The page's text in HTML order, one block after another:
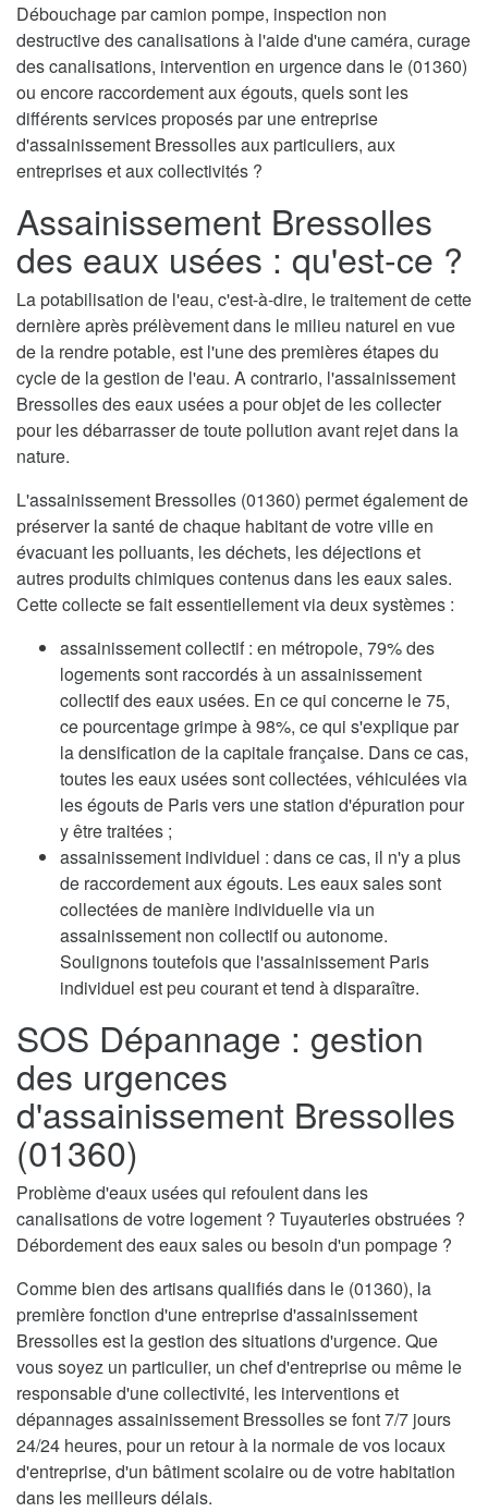
Débouchage par camion pompe, inspection non
destructive des canalisations à l'aide d'une caméra, curage
des canalisations, intervention en urgence dans le (01360)
ou encore raccordement aux égouts, quels sont les
différents services proposés par une entreprise
d'assainissement Bressolles aux particuliers, aux
entreprises et aux collectivités ?
Assainissement Bressolles
des eaux usées : qu'est-ce ?
La potabilisation de l'eau, c'est-à-dire, le traitement de cette
dernière après prélèvement dans le milieu naturel en vue
de la rendre potable, est l'une des premières étapes du
cycle de la gestion de l'eau. A contrario, l'assainissement
Bressolles des eaux usées a pour objet de les collecter
pour les débarrasser de toute pollution avant rejet dans la
nature.
L'assainissement Bressolles (01360) permet également de
préserver la santé de chaque habitant de votre ville en
évacuant les polluants, les déchets, les déjections et
autres produits chimiques contenus dans les eaux sales.
Cette collecte se fait essentiellement via deux systèmes :
assainissement collectif : en métropole, 79% des
logements sont raccordés à un assainissement
collectif des eaux usées. En ce qui concerne le 75,
ce pourcentage grimpe à 98%, ce qui s'explique par
la densification de la capitale française. Dans ce cas,
toutes les eaux usées sont collectées, véhiculées via
les égouts de Paris vers une station d'épuration pour
y être traitées ;
assainissement individuel : dans ce cas, il n'y a plus
de raccordement aux égouts. Les eaux sales sont
collectées de manière individuelle via un
assainissement non collectif ou autonome.
Soulignons toutefois que l'assainissement Paris
individuel est peu courant et tend à disparaître.
SOS Dépannage : gestion
des urgences
d'assainissement Bressolles
(01360)
Problème d'eaux usées qui refoulent dans les
canalisations de votre logement ? Tuyauteries obstruées ?
Débordement des eaux sales ou besoin d'un pompage ?
Comme bien des artisans qualifiés dans le (01360), la
première fonction d'une entreprise d'assainissement
Bressolles est la gestion des situations d'urgence. Que
vous soyez un particulier, un chef d'entreprise ou même le
responsable d'une collectivité, les interventions et
dépannages assainissement Bressolles se font 7/7 jours
24/24 heures, pour un retour à la normale de vos locaux
d'entreprise, d'un bâtiment scolaire ou de votre habitation
dans les meilleurs délais.